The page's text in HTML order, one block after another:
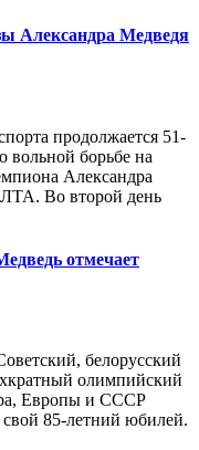
Александра Медведя
продолжается 51-
борьбе на
Александра
Во второй день
отмечает
белорусский
олимпийский
Европы и СССР
свой 85-летний юбилей.